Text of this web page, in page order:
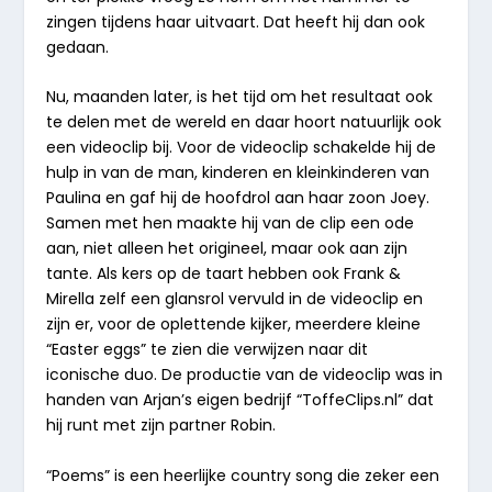
zingen tijdens haar uitvaart. Dat heeft hij dan ook
gedaan.
Nu, maanden later, is het tijd om het resultaat ook
te delen met de wereld en daar hoort natuurlijk ook
eenvideoclip bij. Voor de videoclip schakelde hij de
hulp in van de man, kinderen en kleinkinderen van
Paulina en gaf hij de hoofdrol aan haar zoon Joey.
Samen met hen maakte hij van de clip een ode
aan, niet alleen het origineel, maar ook aan zijn
tante. Als kers op de taart hebben ookFrank &
Mirella zelf een glansrol vervuld in de videoclip en
zijn er, voor de oplettende kijker, meerdere kleine
“Easter eggs” te zien die verwijzen naar dit
iconische duo. De productie van de videoclip was in
handen van Arjan’s eigen bedrijf “ToffeClips.nl” dat
hij runt met zijn partner Robin.
“Poems” is een heerlijke country song die zeker een